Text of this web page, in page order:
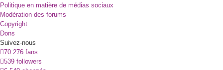
Politique en matière de médias sociaux
Modération des forums
Copyright
Dons
Suivez-nous
70.276 fans
539 followers